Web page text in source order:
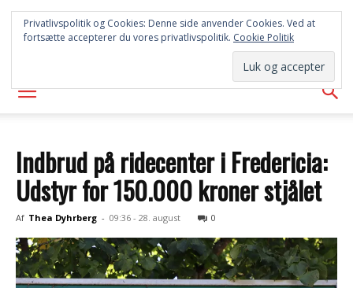
SYD
AVISEN
Indbrud på ridecenter i Fredericia:
Udstyr for 150.000 kroner stjålet
Af Thea Dyhrberg - 09:36 - 28. august 0
Privatlivspolitik og Cookies: Denne side anvender Cookies. Ved at
fortsætte accepterer du vores privatlivspolitik. Cookie Politik